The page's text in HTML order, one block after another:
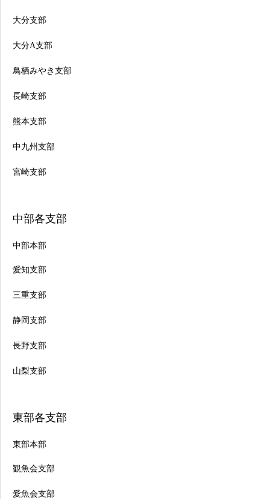
大分支部
大分A支部
鳥栖みやき支部
長崎支部
熊本支部
中九州支部
宮崎支部
中部各支部
中部本部
愛知支部
三重支部
静岡支部
長野支部
山梨支部
東部各支部
東部本部
観魚会支部
愛魚会支部